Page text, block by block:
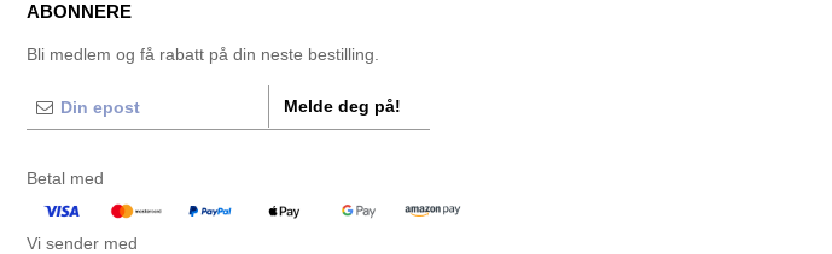
ABONNERE
Bli medlem og få rabatt på din neste bestilling.
Melde deg på!
Betal med
Vi sender med